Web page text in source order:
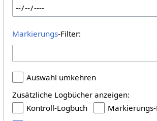
Markierungs-Filter:
Auswahl umkehren
Zusätzliche Logbücher anzeigen:
Kontroll-Logbuch